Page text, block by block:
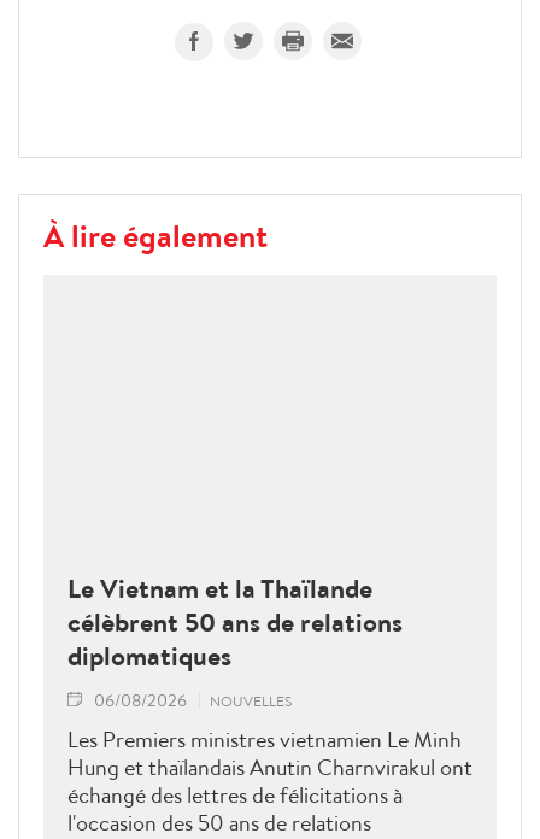
À lire également
Le Vietnam et la Thaïlande
célèbrent 50 ans de relations
diplomatiques
06/08/2026 NOUVELLES
Les Premiers ministres vietnamien Le Minh
Hung et thaïlandais Anutin Charnvirakul ont
échangé des lettres de félicitations à
l'occasion des 50 ans de relations